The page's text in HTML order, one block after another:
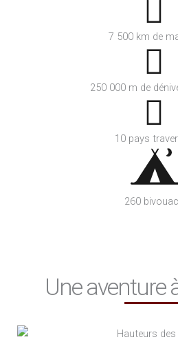
7 500 km de
250 000 m de
10 pays
260
Une aventure